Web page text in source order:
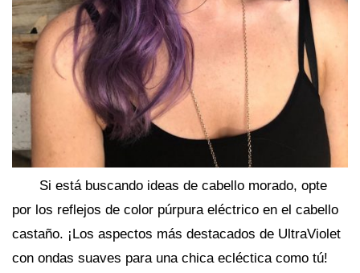
Si está buscando ideas de cabello morado, opte
por los reflejos de color púrpura eléctrico en el cabello
castaño. ¡Los aspectos más destacados de UltraViolet
con ondas suaves para una chica ecléctica como tú!